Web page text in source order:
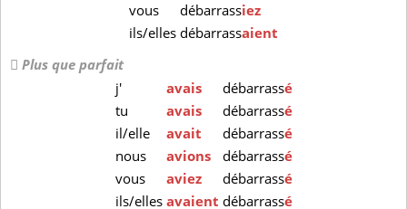
vous
débarrassiez
ils/ellesdébarrassaient
Plus que parfait
j'
avais débarrassé
tu
avais débarrassé
il/elle
avait débarrassé
nous
avions débarrassé
vous
aviez débarrassé
ils/elles avaient débarrassé